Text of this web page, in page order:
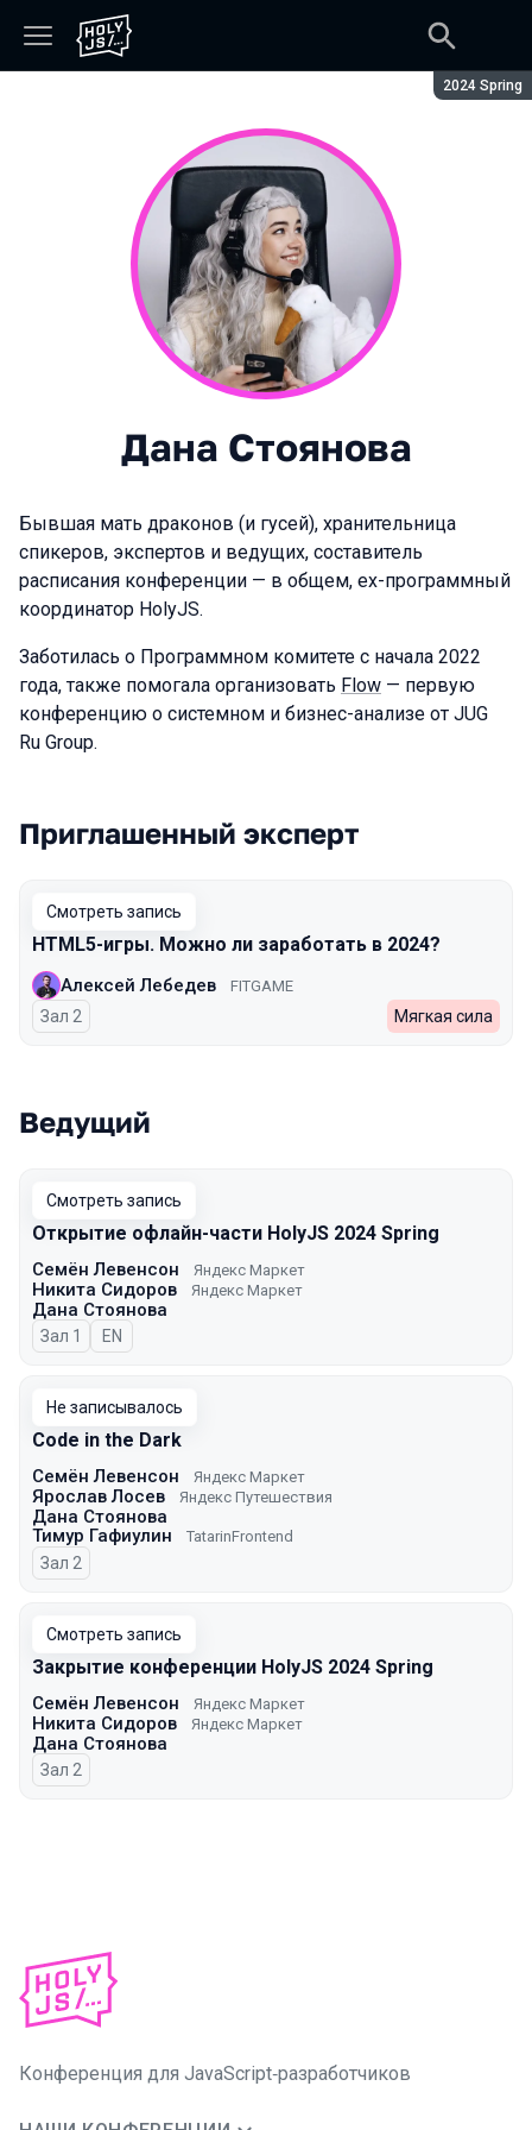
Сезон:
2024 Spring
Дана Стоянова
Бывшая мать драконов (и гусей), хранительница
спикеров, экспертов и ведущих, составитель
расписания конференции — в общем, ex-программный
координатор HolyJS.
Заботилась о Программном комитете с начала 2022
года, также помогала организовать Flow — первую
конференцию о системном и бизнес-анализе от JUG
Ru Group.
Выступления в сезоне 2024 Spring
Приглашенный эксперт
Смотреть запись
HTML5-игры. Можно ли заработать в 2024?
Алексей Лебедев FITGAME
Зал 2 Мягкая сила
Ведущий
Смотреть запись
Открытие офлайн-части HolyJS 2024 Spring
Семён Левенсон Яндекс Маркет
Никита Сидоров Яндекс Маркет
Дана Стоянова
Зал 1 На английском языке
EN
Не записывалось
Code in the Dark
Семён Левенсон Яндекс Маркет
Ярослав Лосев Яндекс Путешествия
Дана Стоянова
Тимур Гафиулин
TatarinFrontend
Зал 2
Смотреть запись
Закрытие конференции HolyJS 2024 Spring
Семён Левенсон Яндекс Маркет
Никита Сидоров Яндекс Маркет
Дана Стоянова
Зал 2
Конференция для JavaScript‑разработчиков